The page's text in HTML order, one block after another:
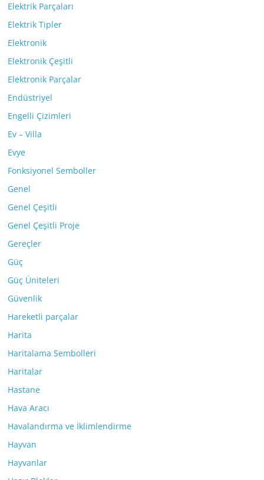
Elektrik Parçaları
Elektrik Tipler
Elektronik
Elektronik Çeşitli
Elektronik Parçalar
Endüstriyel
Engelli Çizimleri
Ev – Villa
Evye
Fonksiyonel Semboller
Genel
Genel Çeşitli
Genel Çeşitli Proje
Gereçler
Güç
Güç Üniteleri
Güvenlik
Hareketli parçalar
Harita
Haritalama Sembolleri
Haritalar
Hastane
Hava Aracı
Havalandırma ve İklimlendirme
Hayvan
Hayvanlar